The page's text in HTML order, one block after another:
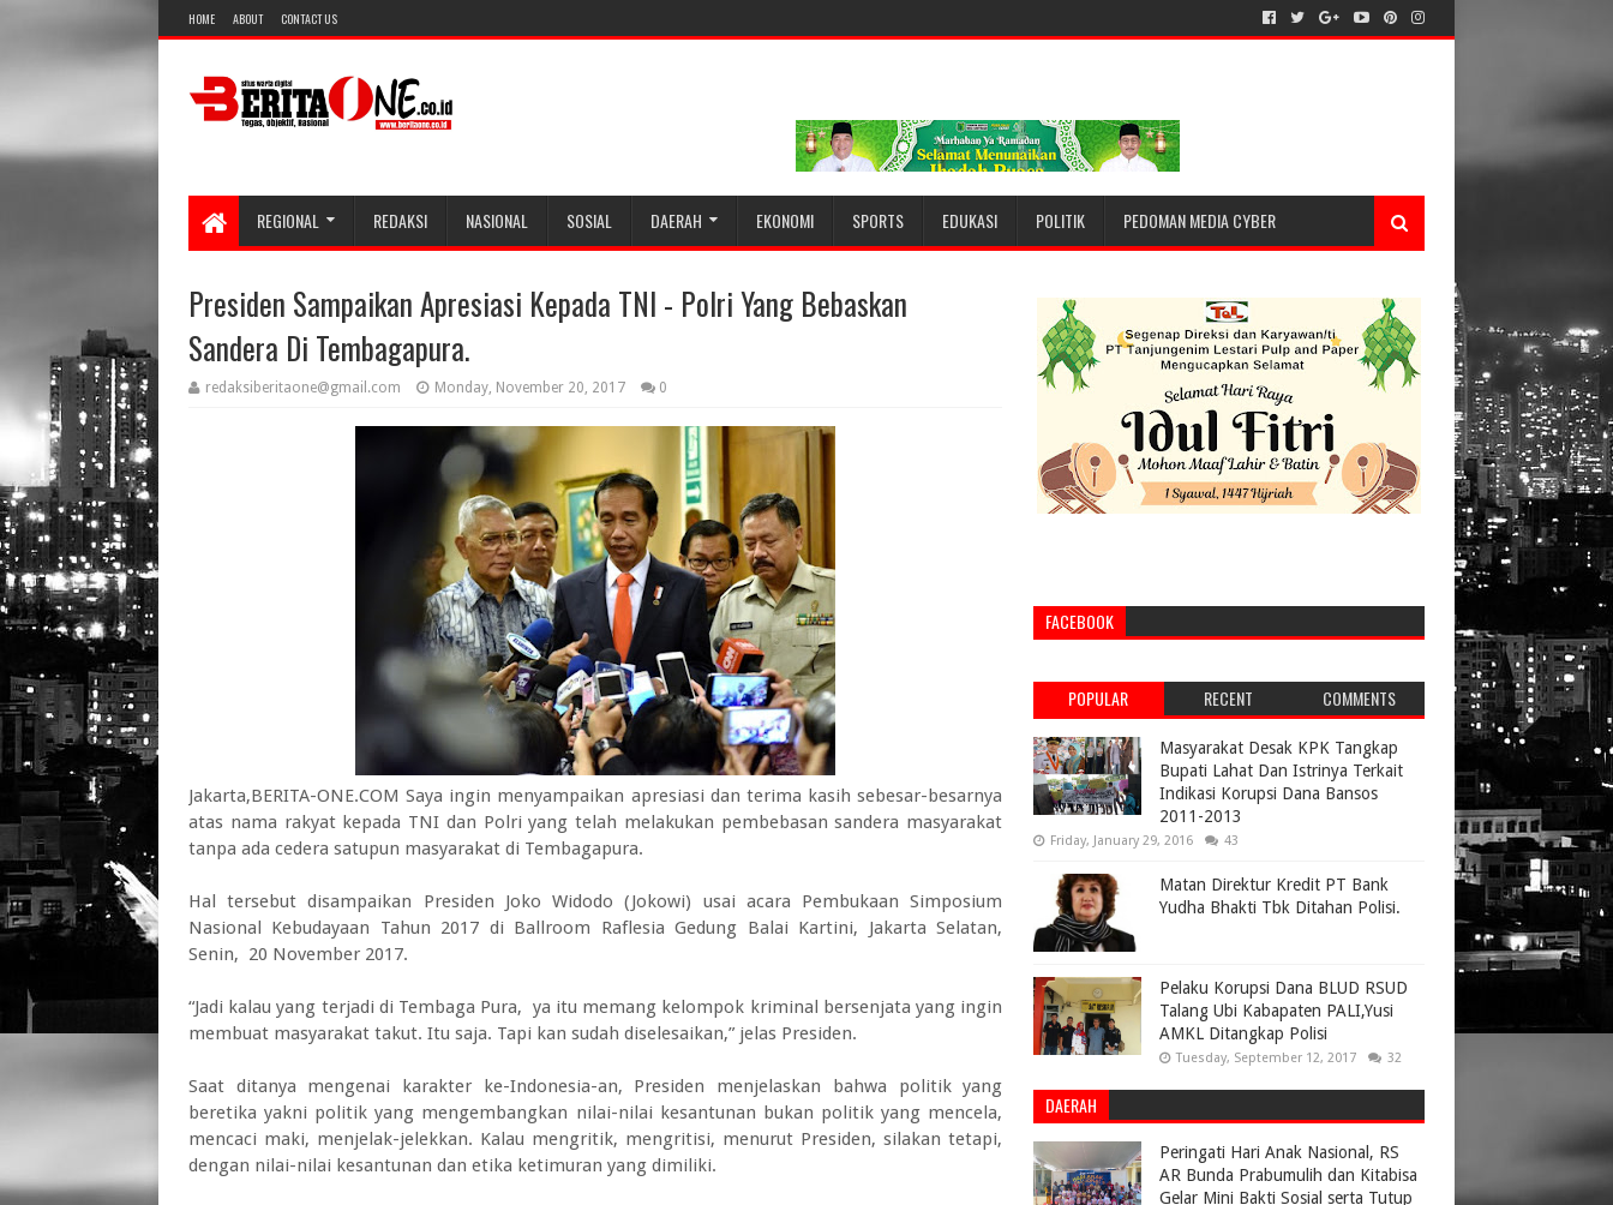
HOME ABOUT CONTACT US
REGIONAL REDAKSI NASIONAL SOSIAL DAERAH EKONOMI SPORTS EDUKASI POLITIK PEDOMAN MEDIA CYBER
Presiden Sampaikan Apresiasi Kepada TNI - Polri Yang Bebaskan
Sandera Di Tembagapura.
redaksiberitaone@gmail.com Monday, November 20, 2017 0
Jakarta,BERITA-ONE.COM Saya ingin menyampaikan apresiasi dan terima kasih sebesar-besarnya
atas nama rakyat kepada TNI dan Polri yang telah melakukan pembebasan sandera masyarakat
tanpa ada cedera satupun masyarakat di Tembagapura.
Hal tersebut disampaikan Presiden Joko Widodo (Jokowi) usai acara Pembukaan Simposium
Nasional Kebudayaan Tahun 2017 di Ballroom Raflesia Gedung Balai Kartini, Jakarta Selatan,
Senin, 20 November 2017.
“Jadi kalau yang terjadi di Tembaga Pura, ya itu memang kelompok kriminal bersenjata yang ingin
membuat masyarakat takut. Itu saja. Tapi kan sudah diselesaikan,” jelas Presiden.
Saat ditanya mengenai karakter ke-Indonesia-an, Presiden menjelaskan bahwa politik yang
beretika yakni politik yang mengembangkan nilai-nilai kesantunan bukan politik yang mencela,
mencaci maki, menjelak-jelekkan. Kalau mengritik, mengritisi, menurut Presiden, silakan tetapi,
dengan nilai-nilai kesantunan dan etika ketimuran yang dimiliki.
FACEBOOK
POPULAR RECENT COMMENTS
Masyarakat Desak KPK Tangkap
Bupati Lahat Dan Istrinya Terkait
Indikasi Korupsi Dana Bansos
2011-2013
Friday, January 29, 2016 43
Matan Direktur Kredit PT Bank
Yudha Bhakti Tbk Ditahan Polisi.
Pelaku Korupsi Dana BLUD RSUD
Talang Ubi Kabapaten PALI,Yusi
AMKL Ditangkap Polisi
Tuesday, September 12, 2017 32
DAERAH
Peringati Hari Anak Nasional, RS
AR Bunda Prabumulih dan Kitabisa
Gelar Mini Bakti Sosial serta Tutup